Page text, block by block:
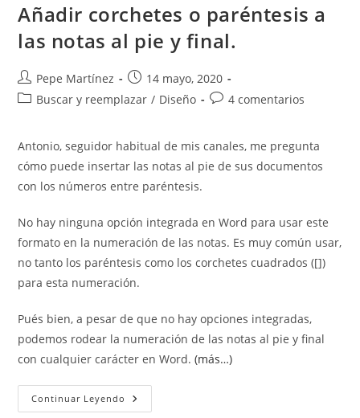
Añadir corchetes o paréntesis a
las notas al pie y final.
Autor
de
Pepe Martínez
Publicación
de
14 mayo, 2020
Categoría
entrada:
Buscar y reemplazar / Diseño
Comentarios
entrada:
4 comentarios
Antonio, seguidor habitual de mis canales, me pregunta
cómo puede insertar las notas al pie de sus documentos
con los números entre paréntesis.
No hay ninguna opción integrada en Word para usar este
formato en la numeración de las notas. Es muy común usar,
no tanto los paréntesis como los corchetes cuadrados ([])
para esta numeración.
Pués bien, a pesar de que no hay opciones integradas,
podemos rodear la numeración de las notas al pie y final
con cualquier carácter en Word.(más…)
Continuar Leyendo Añadir
Corchetes